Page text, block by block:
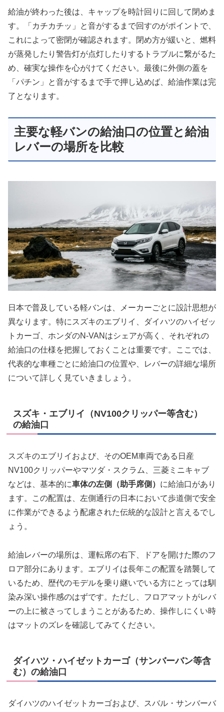
給油が終わった後は、キャップを時計回りに回して閉めま
す。「カチカチッ」と音がするまで回すのがポイントで、
これによって密閉が確認されます。閉め方が緩いと、燃料
が蒸発したり警告灯が点灯したりするトラブルに繋がるた
め、確実な操作を心がけてください。最後に外側の蓋を
「パチン」と音がするまで手で押し込めば、給油作業は完
了となります。
主要な軽バンの給油口の位置と給油
レバーの場所を比較
日本で普及している軽バンは、メーカーごとに設計思想が
異なります。特にスズキのエブリイ、ダイハツのハイゼッ
トカーゴ、ホンダのN-VANはシェアが高く、それぞれの
給油口の仕様を把握しておくことは重要です。ここでは、
代表的な車種ごとに給油口の位置や、レバーの詳細な場所
について詳しく見ていきましょう。
スズキ・エブリイ（NV100クリッパー等含む）
の給油口
スズキのエブリイおよび、そのOEM車両である日産
NV100クリッパーやマツダ・スクラム、三菱ミニキャブ
などは、基本的に車体の左側（助手席側） に給油口があり
ます。この配置は、左側通行の日本において歩道側で安全
に作業ができるよう配慮された伝統的な設計と言えるでし
ょう。
給油レバーの場所は、運転席の右下、ドアを開けた際のフ
ロア部分にあります。エブリイは長年この配置を踏襲して
いるため、歴代のモデルを乗り継いでいる方にとっては馴
染み深い操作感のはずです。ただし、フロアマットがレバ
ーの上に被さってしまうことがあるため、操作しにくい時
はマットのズレを確認してみてください。
ダイハツ・ハイゼットカーゴ（サンバーバン等含
む）の給油口
ダイハツのハイゼットカーゴおよび、スバル・サンバーバ